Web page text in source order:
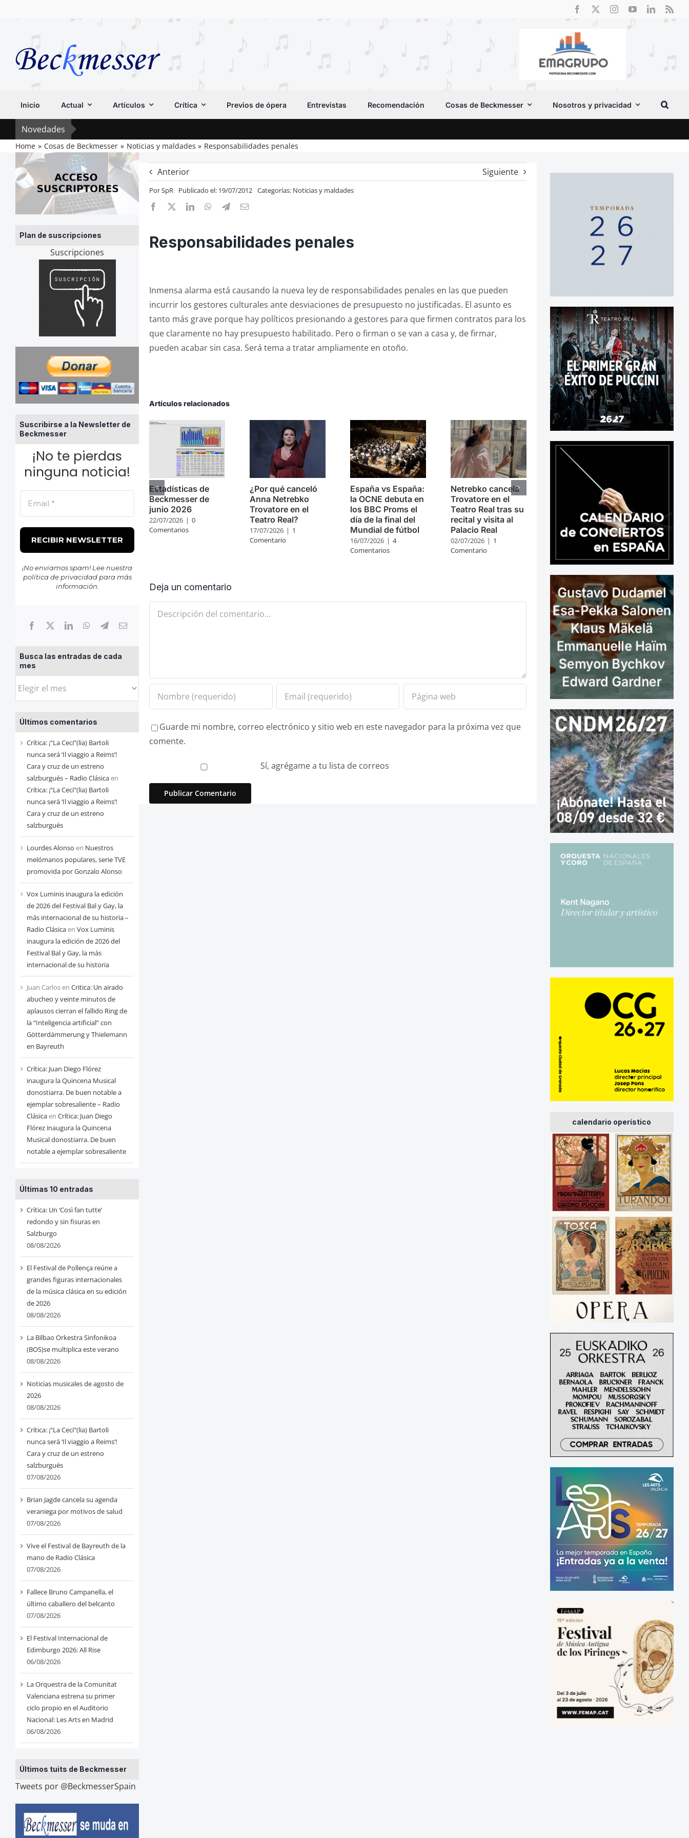
Inicio Actual Artículos Crítica Previos de ópera Entrevistas Recomendación Cosas de Beckmesser Nosotros y privacidad
Novedades
Home Cosas de Beckmesser Noticias y maldades Responsabilidades penales
Plan de suscripciones
Suscripciones
Suscribirse a la Newsletter de
Beckmesser
¡No te pierdas
ninguna noticia!
¡No enviamos spam! Lee nuestra
política de privacidadpara más
información.
Busca las entradas de cada
mes
Busca
entradas
de
cada
mes
Últimos comentarios
Crítica: ¡“La Ceci”(lia) Bartoli
nunca será ‘Il viaggio a Reims’!
Cara y cruz de un estreno
salzburgués – Radio Clásicaen
Crítica: ¡“La Ceci”(lia) Bartoli
nunca será ‘Il viaggio a Reims’!
Cara y cruz de un estreno
salzburgués
Lourdes Alonso en Nuestros
melómanos populares, serie TVE
promovida por Gonzalo Alonso
Vox Luminis inaugura la edición
de 2026 del Festival Bal y Gay, la
más internacional de su historia –
Radio Clásicaen Vox Luminis
inaugura la edición de 2026 del
Festival Bal y Gay, la más
internacional de su historia
Juan Carlosen Critica: Un airado
abucheo y veinte minutos de
aplausos cierran el fallido Ring de
la “Inteligencia artificial” con
Götterdämmerung y Thielemann
en Bayreuth
Crítica: Juan Diego Flórez
inaugura la Quincena Musical
donostiarra. De buen notable a
ejemplar sobresaliente – Radio
Clásicaen Crítica: Juan Diego
Flórez inaugura la Quincena
Musical donostiarra. De buen
notable a ejemplar sobresaliente
Últimas 10 entradas
Crítica: Un ‘Così fan tutte’
redondo y sin fisuras en
Salzburgo
08/08/2026
El Festival de Pollença reúne a
grandes figuras internacionales
de la música clásica en su edición
de 2026
08/08/2026
La Bilbao Orkestra Sinfonikoa
(BOS)se multiplica este verano
08/08/2026
Noticias musicales de agosto de
2026
08/08/2026
Crítica: ¡“La Ceci”(lia) Bartoli
nunca será ‘Il viaggio a Reims’!
Cara y cruz de un estreno
salzburgués
07/08/2026
Brian Jagde cancela su agenda
veraniega por motivos de salud
07/08/2026
Vive el Festival de Bayreuth de la
mano de Radio Clásica
07/08/2026
Fallece Bruno Campanella, el
último caballero del belcanto
07/08/2026
El Festival Internacional de
Edimburgo 2026: All Rise
06/08/2026
La Orquestra de la Comunitat
Valenciana estrena su primer
ciclo propio en el Auditorio
Nacional: Les Arts en Madrid
06/08/2026
Últimos tuits de Beckmesser
Tweets por @BeckmesserSpain
Anterior Siguiente
PorSpR Publicado el: 19/07/2012 Categorías: Noticias y maldades
Responsabilidades penales
Inmensa alarma está causando la nueva ley de responsabilidades penales en las que pueden
incurrir los gestores culturales ante desviaciones de presupuesto no justificadas. El asunto es
tanto más grave porque hay políticos presionando a gestores para que firmen contratos para los
que claramente no hay presupuesto habilitado. Pero o firman o se van a casa y, de firmar,
pueden acabar sin casa. Será tema a tratar ampliamente en otoño.
Artículos relacionados
Estadísticas de
Beckmesser de
junio 2026
22/07/2026 | 0
Comentarios
¿Por qué canceló
Anna Netrebko
Trovatore en el
Teatro Real?
17/07/2026 | 1
Comentario
España vs España:
la OCNE debuta en
los BBC Proms el
día de la final del
Mundial de fútbol
16/07/2026 | 4
Comentarios
Netrebko cancela
Trovatore en el
Teatro Real tras su
recital y visita al
Palacio Real
02/07/2026 | 1
Comentario
Deja un comentario
Comentario
Guarde mi nombre, correo electrónico y sitio web en este navegador para la próxima vez que
comente.
Sí, agrégame a tu lista de correos
calendario operístico